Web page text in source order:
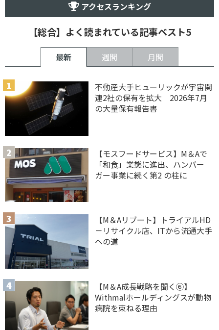
アクセスランキング
【総合】よく読まれている記事ベスト5
最新 週間 月間
不動産大手ヒューリックが宇宙関
連2社の保有を拡大 2026年7月
の大量保有報告書
【モスフードサービス】M＆Aで
「和食」業態に進出、ハンバー
ガー事業に続く第2 の柱に
【M＆Aリブート】トライアルHD
－リサイクル店、ITから流通大手
への道
【M＆A 成長戦略を聞く⑥】
Withmalホールディングスが動物
病院を束ねる理由